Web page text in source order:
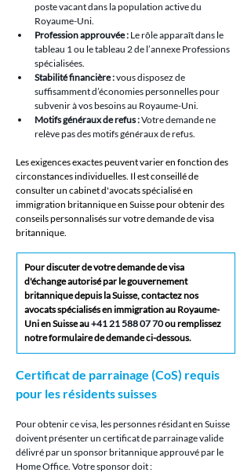
poste vacant dans la population active du
Royaume-Uni.
Profession approuvée : Le rôle apparaît dans le
tableau 1 ou le tableau 2 de l’annexe Professions
spécialisées.
Stabilité financière : vous disposez de
suffisamment d’économies personnelles pour
subvenir à vos besoins au Royaume-Uni.
Motifs généraux de refus : Votre demande ne
relève pas des motifs généraux de refus.
Les exigences exactes peuvent varier en fonction des
circonstances individuelles. Il est conseillé de
consulter un cabinet d'avocats spécialisé en
immigration britannique en Suisse pour obtenir des
conseils personnalisés sur votre demande de visa
britannique.
Pour discuter de votre demande de visa
d'échange autorisé par le gouvernement
britannique depuis la Suisse, contactez nos
avocats spécialisés en immigration au Royaume-
Uni en Suisse au +41 21 588 07 70 ou remplissez
notre formulaire de demande ci-dessous.
Certificat de parrainage (CoS) requis
pour les résidents suisses
Pour obtenir ce visa, les personnes résidant en Suisse
doivent présenter un certificat de parrainage valide
délivré par un sponsor britannique approuvé par le
Home Office. Votre sponsor doit :